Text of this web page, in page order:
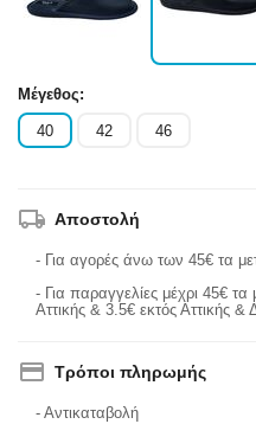
Μέγεθος:
40 42 46
Αποστολή
- Για αγορές άνω των 45€ τα
- Για παραγγελίες μέχρι 45€ τα
Αττικής & 3.5€ εκτός Αττικής &
Τρόποι πληρωμής
- Αντικαταβολή